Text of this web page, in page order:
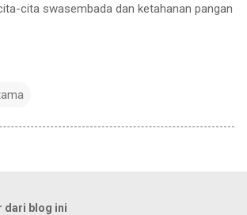
cita swasembada dan ketahanan pangan
dari blog ini